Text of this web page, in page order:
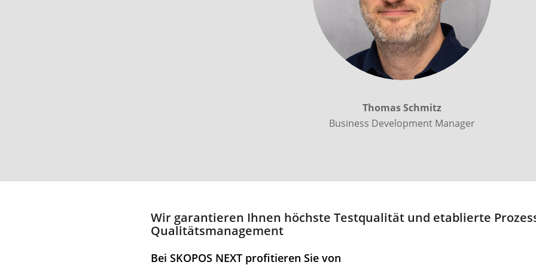
Thomas Schmitz
Business Development Manager
Wir garantieren Ihnen höchste Testqualität und etablierte
Qualitätsmanagement
Bei SKOPOS NEXT profitieren Sie von